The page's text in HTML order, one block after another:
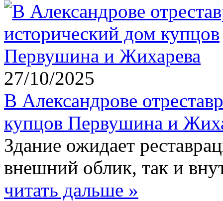
27/10/2025
В Александрове
купцов Первушина и
Здание ожидает
внешний облик, так и
читать дальше »